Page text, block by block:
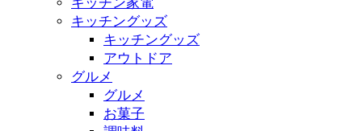
キッチングッズ
キッチングッズ
アウトドア
グルメ
グルメ
お菓子